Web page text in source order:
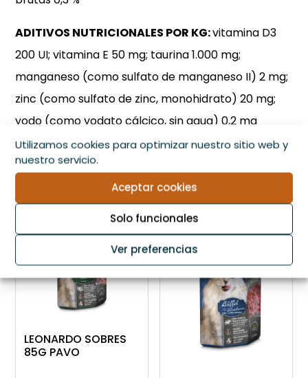
Utilizamos cookies para optimizar nuestro sitio web y
nuestro servicio.
Aceptar cookies
Solo funcionales
Ver preferencias
ADITIVOS NUTRICIONALES POR KG:vitamina D3
200 UI; vitamina E 50 mg; taurina 1.000 mg;
manganeso (como sulfato de manganeso II) 2 mg;
zinc (como sulfato de zinc, monohidrato) 20 mg;
yodo (como yodato cálcico, sin agua) 0,2 mg
Productos relacionados
LEONARDO SOBRES
85G PAVO